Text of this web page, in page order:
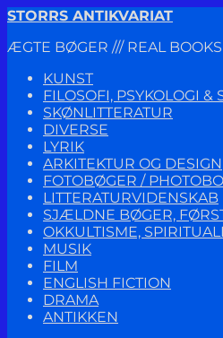
Spring
navigation
Spring
indhold
STORRS ANTIKVARIAT
ÆGTE BØGER /// REAL BOOKS
KUNST
FILOSOFI, PSYKOLOGI
SKØNLITTERATUR
DIVERSE
LYRIK
ARKITEKTUR OG DESIGN
FOTOBØGER /
LITTERATURVIDENSKAB
SJÆLDNE BØGER,
OKKULTISME,
MUSIK
FILM
ENGLISH FICTION
DRAMA
ANTIKKEN